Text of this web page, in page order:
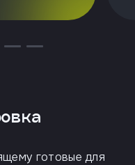
готовые для